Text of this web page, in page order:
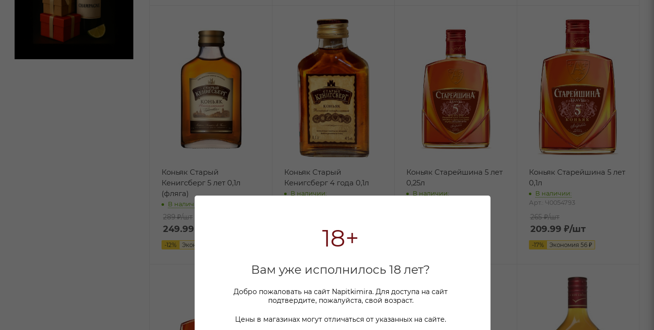
18+
Вам уже исполнилось 18 лет?
Добро пожаловать на сайт Napitkimira. Для доступа на сайт
подтвердите, пожалуйста, свой возраст.
Цены в магазинах могут отличаться от указанных на сайте.
Коньяк Старый
Кенигсберг 5 лет 0,1л
(фляга)
В наличии:
289 ₽/шт
249.99
-12% Экономия
Коньяк Старый
Кенигсберг 4 года 0,1л
В наличии:
₽/шт
Экономия48₽
Коньяк Старейшина 5 лет
0,25л
В наличии:
Коньяк Старейшина 5 лет
0,1л
В наличии:
Арт.: Ч0054793
265 ₽/шт
209.99 ₽/шт
-17% Экономия 56₽